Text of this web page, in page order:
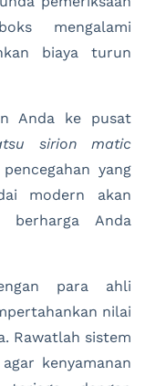
mengalami
biaya turun
Anda ke pusat
sirion matic
yang
modern akan
berharga Anda
para ahli
nilai
Rawatlah sistem
kenyamanan